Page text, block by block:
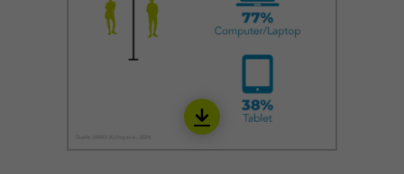
Download
IINT03_de